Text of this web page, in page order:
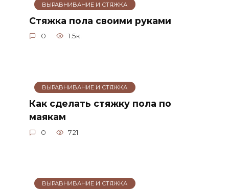
ВЫРАВНИВАНИЕ И СТЯЖКА
Стяжка пола своими руками
0 1.5к.
ВЫРАВНИВАНИЕ И СТЯЖКА
Как сделать стяжку пола по
маякам
0 721
ВЫРАВНИВАНИЕ И СТЯЖКА